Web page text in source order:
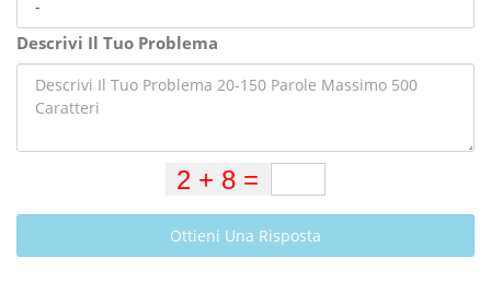
Descrivi Il Tuo Problema
Ottieni Una Risposta